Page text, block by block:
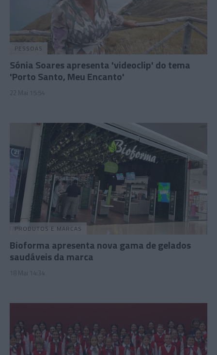
PESSOAS
Sónia Soares apresenta 'videoclip' do tema
'Porto Santo, Meu Encanto'
22 Mai 15:54
PRODUTOS E MARCAS
Bioforma apresenta nova gama de gelados
saudáveis da marca
18 Mai 14:34